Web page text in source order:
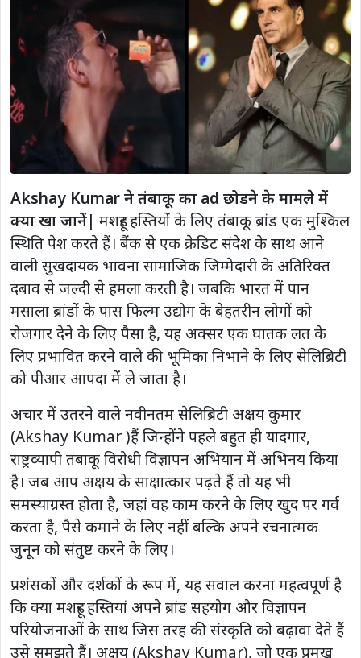
Akshay Kumar ने तंबाकू का ad छोडने के मामले में
क्या खा जानें| मशहूर हस्तियों के लिए तंबाकू ब्रांड एक मुश्किल
स्थिति पेश करते हैं। बैंक से एक क्रेडिट संदेश के साथ आने
वाली सुखदायक भावना सामाजिक जिम्मेदारी के अतिरिक्त
दबाव से जल्दी से हमला करती है। जबकि भारत में पान
मसाला ब्रांडों के पास फिल्म उद्योग के बेहतरीन लोगों को
रोजगार देने के लिए पैसा है, यह अक्सर एक घातक लत के
लिए प्रभावित करने वाले की भूमिका निभाने के लिए सेलिब्रिटी
को पीआर आपदा में ले जाता है।
अचार में उतरने वाले नवीनतम सेलिब्रिटी अक्षय कुमार
(Akshay Kumar )हैं जिन्होंने पहले बहुत ही यादगार,
राष्ट्रव्यापी तंबाकू विरोधी विज्ञापन अभियान में अभिनय किया
है। जब आप अक्षय के साक्षात्कार पढ़ते हैं तो यह भी
समस्याग्रस्त होता है, जहां वह काम करने के लिए खुद पर गर्व
करता है, पैसे कमाने के लिए नहीं बल्कि अपने रचनात्मक
जुनून को संतुष्ट करने के लिए।
प्रशंसकों और दर्शकों के रूप में, यह सवाल करना महत्वपूर्ण है
कि क्या मशहूर हस्तियां अपने ब्रांड सहयोग और विज्ञापन
परियोजनाओं के साथ जिस तरह की संस्कृति को बढ़ावा देते हैं
उसे समझते हैं। अक्षय (Akshay Kumar), जो एक प्रमुख